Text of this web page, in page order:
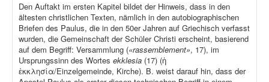
Den Auftakt im ersten Kapitel bildet der Hinweis, dass in den
ältesten christlichen Texten, nämlich in den autobiographischen
Briefen des Paulus, die in den 50er Jahren auf Griechisch verfasst
wurden, die Gemeinschaft der Schüler Christi erscheint, basierend
auf dem Begriff: Versammlung («rassemblement», 17), im
Ursprungssinn des Wortes ekklesia (17) (ἡ
ἐκκλησία/Einzelgemeinde, Kirche). B. weist darauf hin, dass der